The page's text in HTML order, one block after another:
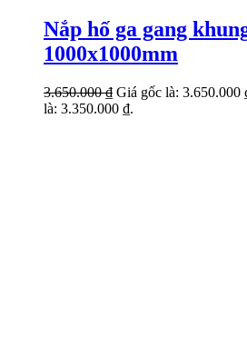
Nắp hố ga gang
1000x1000mm
3.650.000₫ Giá gốc là: 3.650.000
là: 3.350.000 ₫.